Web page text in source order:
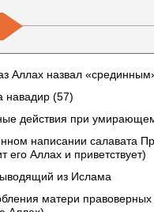
Аллах назвал
навадир (57)
действия при
написании салавата
его Аллах и приветствует)
из Ислама
матери